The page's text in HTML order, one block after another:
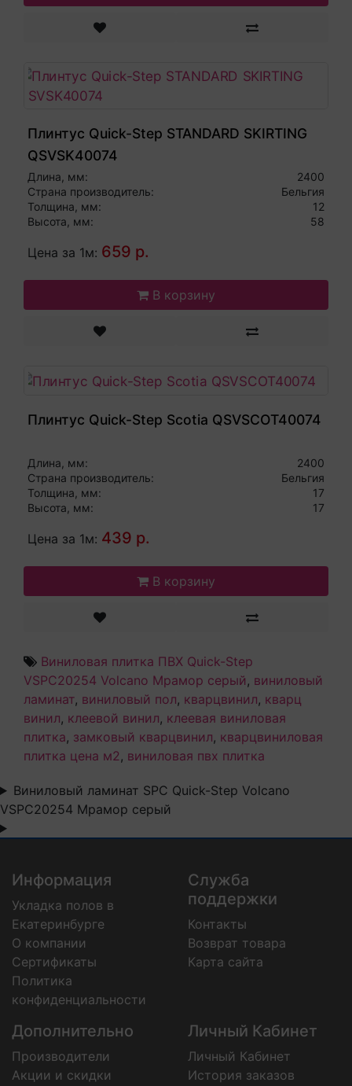
Плинтус Quick-Step STANDARD SKIRTING
QSVSK40074
Длина, мм:
2400
Страна производитель:
Бельгия
Толщина, мм:
12
Высота, мм:
58
Цена за 1м: 659 р.
В корзину
Плинтус Quick-Step Scotia QSVSCOT40074
Длина, мм:
2400
Страна производитель:
Бельгия
Толщина, мм:
17
Высота, мм:
17
Цена за 1м: 439 р.
В корзину
Виниловая плитка ПВХ Quick-Step
VSPC20254 Volcano Мрамор серый , виниловый
ламинат, виниловый пол, кварцвинил, кварц
винил, клеевой винил, клеевая виниловая
плитка, замковый кварцвинил, кварцвиниловая
плитка цена м2 , виниловая пвх плитка
Виниловый ламинат SPC Quick-Step Volcano
VSPC20254 Мрамор серый
Информация
Укладка полов в
Екатеринбурге
О компании
Сертификаты
Политика
конфиденциальности
Служба
поддержки
Контакты
Возврат товара
Карта сайта
Дополнительно
Производители
Акции и скидки
Личный Кабинет
Личный Кабинет
История заказов